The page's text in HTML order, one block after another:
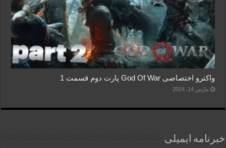
واکترو اختصاصی God Of War پارت دوم قسمت 1
مارس 14, 2024
خبرنامه ایمیلی